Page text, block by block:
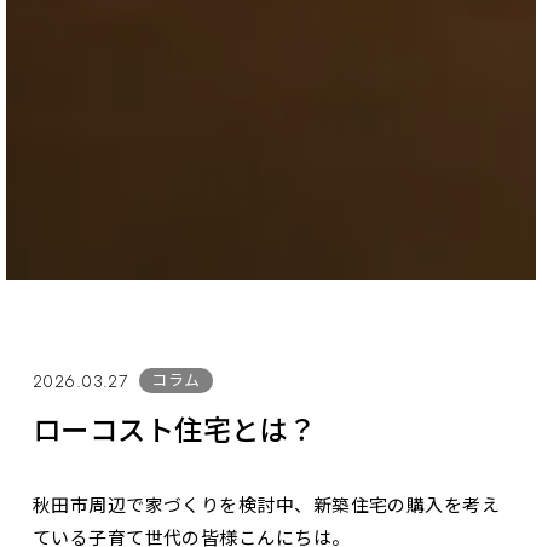
2026.03.27 コラム
ローコスト住宅とは？
秋田市周辺で家づくりを検討中、新築住宅の購入を考え
ている子育て世代の皆様こんにちは。